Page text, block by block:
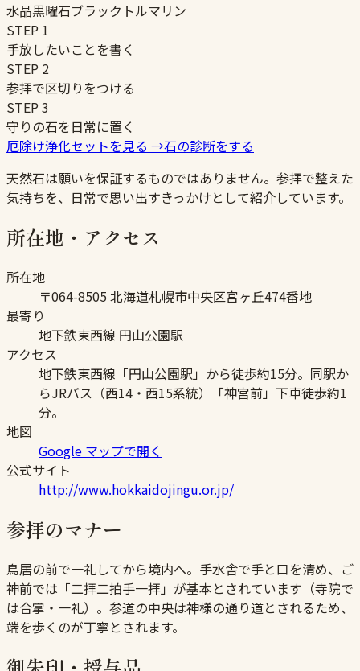
水晶黒曜石ブラックトルマリン
STEP 1
手放したいことを書く
STEP 2
参拝で区切りをつける
STEP3
守りの石を日常に置く
厄除け浄化セットを見る →石の診断をする
天然石は願いを保証するものではありません。参拝で整えた
気持ちを、日常で思い出すきっかけとして紹介しています。
所在地・アクセス
所在地
〒064-8505 北海道札幌市中央区宮ヶ丘474番地
最寄り
地下鉄東西線 円山公園駅
アクセス
地下鉄東西線「円山公園駅」から徒歩約15分。同駅か
らJRバス（西14・西15系統）「神宮前」下車徒歩約1
分。
地図
Google マップで開く
公式サイト
http://www.hokkaidojingu.or.jp/
参拝のマナー
鳥居の前で一礼してから境内へ。手水舎で手と口を清め、ご
神前では「二拝二拍手一拝」が基本とされています（寺院で
は合掌・一礼）。参道の中央は神様の通り道とされるため、
端を歩くのが丁寧とされます。